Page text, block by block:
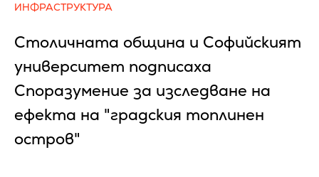
ИНФРАСТРУКТУРА
Столичната община и Софийският
университет подписаха
Споразумение за изследване на
ефекта на "градския топлинен
остров"